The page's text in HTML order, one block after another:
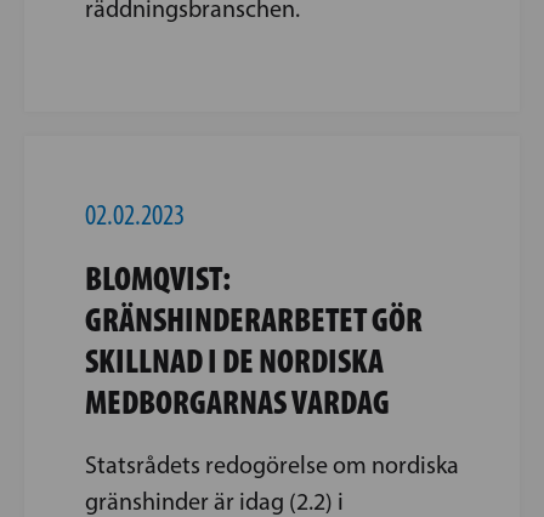
räddningsbranschen.
02.02.2023
BLOMQVIST:
GRÄNSHINDERARBETET GÖR
SKILLNAD I DE NORDISKA
MEDBORGARNAS VARDAG
Statsrådets redogörelse om nordiska
gränshinder är idag (2.2) i